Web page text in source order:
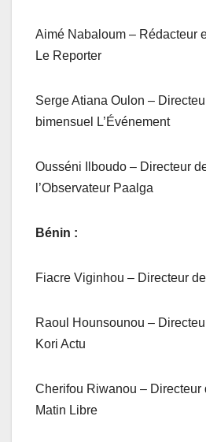
Aimé Nabaloum – Rédacteur
Le Reporter
Serge Atiana Oulon –
bimensuel L’Événement
Ousséni Ilboudo – Directeur
l’Observateur Paalga
Bénin :
Fiacre Viginhou – Directeur
Raoul Hounsounou –
Kori Actu
Cherifou Riwanou – Directeur
Matin Libre